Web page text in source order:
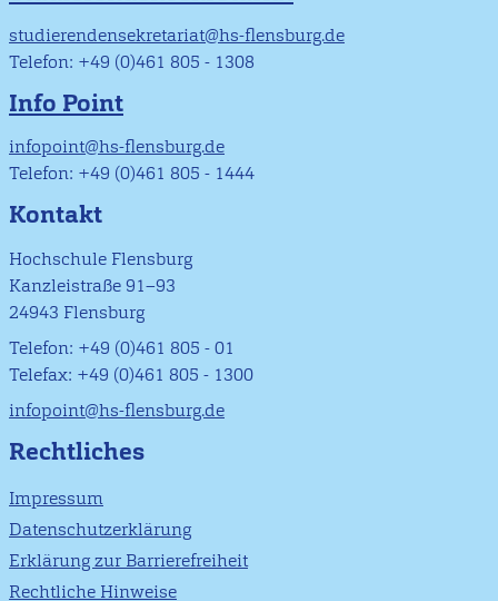
studierendensekretariat@hs-flensburg.de
Telefon: +49 (0)461 805 - 1308
Info Point
infopoint@hs-flensburg.de
Telefon: +49 (0)461 805 - 1444
Kontakt
Hochschule Flensburg
Kanzleistraße 91–93
24943 Flensburg
Telefon: +49 (0)461 805 - 01
Telefax: +49 (0)461 805 - 1300
infopoint@hs-flensburg.de
Rechtliches
Impressum
Datenschutzerklärung
Erklärung zur Barrierefreiheit
Rechtliche Hinweise